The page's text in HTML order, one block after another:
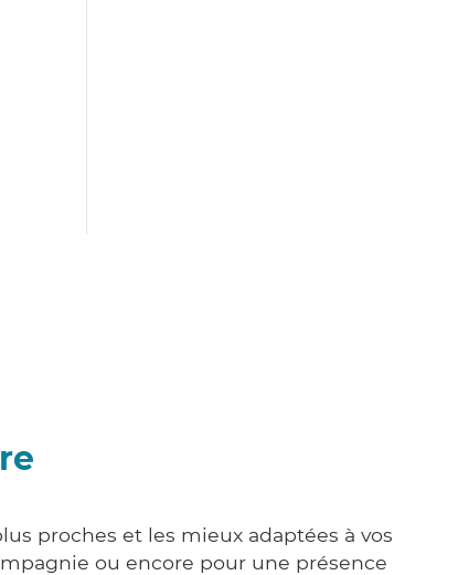
proches et les mieux adaptées à vos
ou encore pour une présence